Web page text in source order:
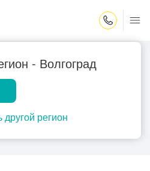
- Волгоград
регион
помощи
на дому